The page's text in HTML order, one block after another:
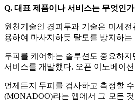
Q. 대표 제품이나 서비스는 무엇인가
원천기술인 경피투과 기술은 미세
용하여 마사지하듯 탈모를 방지하는
두피를 케어하는 솔루션도 중요하
서비스를 개발했다. 오픈 이노베이
언제든지 두피를 검사하고 측정할
(MONADOO)라는 앱에서 그 모든